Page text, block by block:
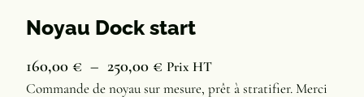
Noyau Dock start
160,00 € – 250,00 € P
l
Prix HT
Commande de noyau sur mesure, prêt à stratifier. Merci